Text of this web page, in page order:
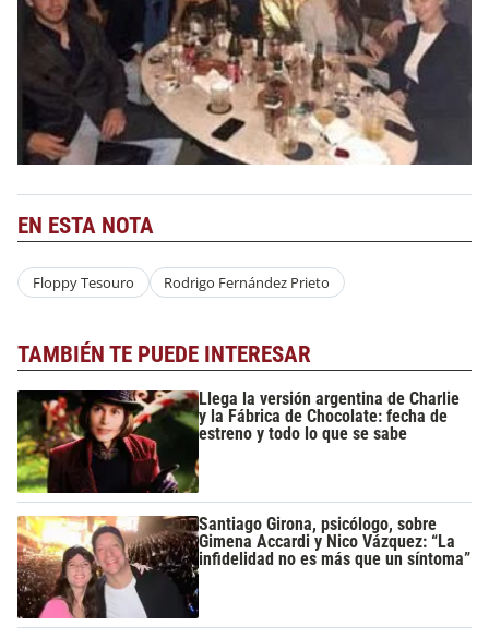
EN ESTA NOTA
Floppy Tesouro Rodrigo Fernández Prieto
TAMBIÉN TE PUEDE INTERESAR
Llega la versión argentina de Charlie
y la Fábrica de Chocolate: fecha de
estreno y todo lo que se sabe
Santiago Girona, psicólogo, sobre
Gimena Accardi y Nico Vázquez: “La
infidelidad no es más que un síntoma”